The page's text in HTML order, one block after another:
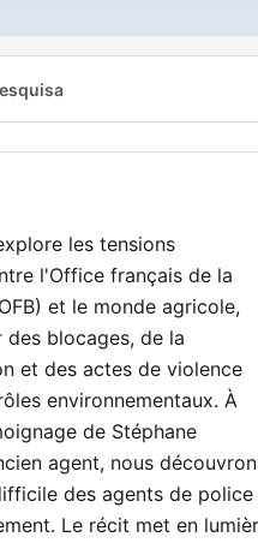
les tensions
l'Office français de la
et le monde agricole,
des blocages, de la
et des actes de violence
environnementaux. À
de Stéphane
agent, nous
des agents de police
Le récit met en